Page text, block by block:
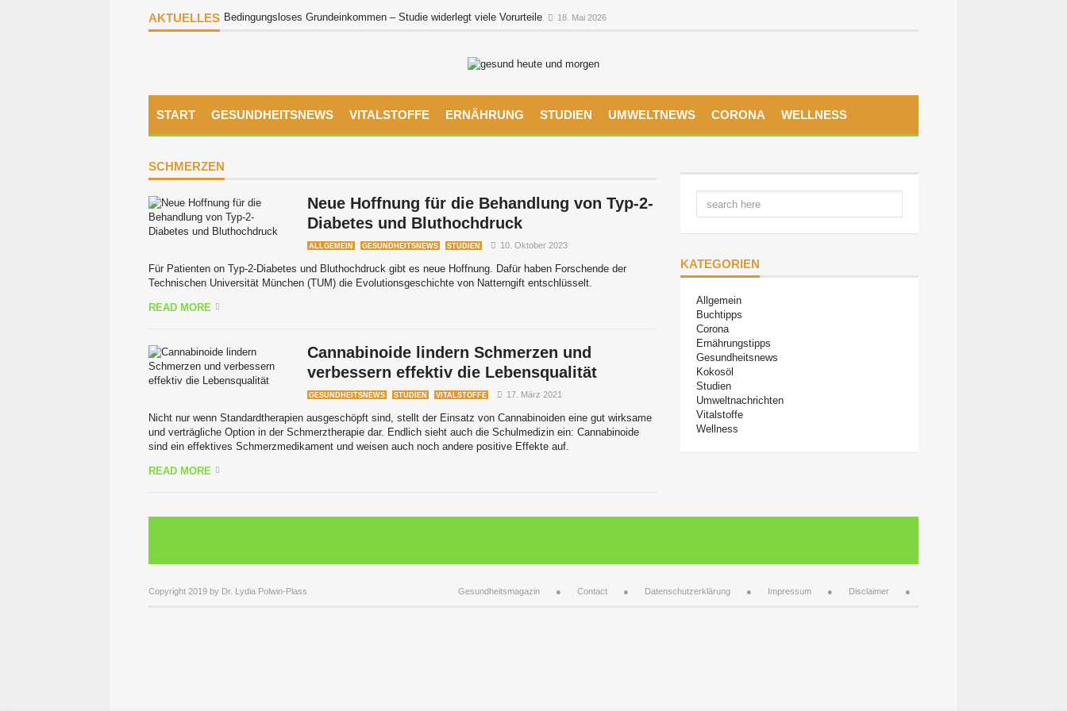
AKTUELLES Bedingungsloses Grundeinkommen – Studie widerlegt viele Vorurteile 18. Mai 2026
START GESUNDHEITSNEWS VITALSTOFFE ERNÄHRUNG STUDIEN UMWELTNEWS CORONA WELLNESS
SCHMERZEN
Neue Hoffnung für die Behandlung von Typ-2-
Diabetes und Bluthochdruck
ALLGEMEIN GESUNDHEITSNEWS STUDIEN 10. Oktober 2023
Für Patienten on Typ-2-Diabetes und Bluthochdruck gibt es neue Hoffnung. Dafür haben Forschende der
Technischen Universität München (TUM) die Evolutionsgeschichte von Natterngift entschlüsselt.
READ MORE
Cannabinoide lindern Schmerzen und
verbessern effektiv die Lebensqualität
GESUNDHEITSNEWS STUDIEN VITALSTOFFE 17. März 2021
Nicht nur wenn Standardtherapien ausgeschöpft sind, stellt der Einsatz von Cannabinoiden eine gut wirksame
und verträgliche Option in der Schmerztherapie dar. Endlich sieht auch die Schulmedizin ein: Cannabinoide
sind ein effektives Schmerzmedikament und weisen auch noch andere positive Effekte auf.
READ MORE
KATEGORIEN
Allgemein
Buchtipps
Corona
Ernährungstipps
Gesundheitsnews
Kokosöl
Studien
Umweltnachrichten
Vitalstoffe
Wellness
Copyright 2019 by Dr. Lydia Polwin-Plass Gesundheitsmagazin Contact Datenschutzerklärung Impressum Disclaimer